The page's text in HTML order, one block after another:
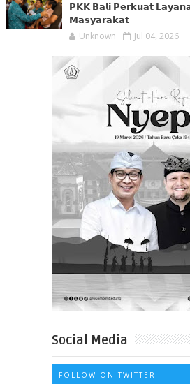
𝗣𝗞𝗞 𝗕𝗮𝗹𝗶 𝗣𝗲𝗿𝗸𝘂𝗮𝘁
𝗠𝗮𝘀𝘆𝗮𝗿𝗮𝗸𝗮𝘁
Unknown Jul 04, 2026
Social Media
FOLLOW ON TWITTER